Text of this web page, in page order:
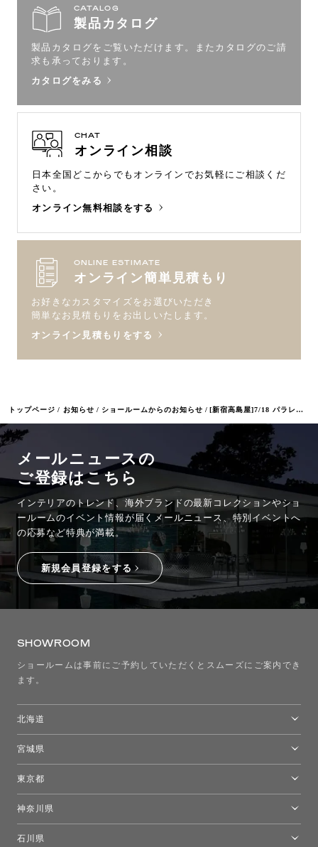
トップページ お知らせ ショールームからのお知らせ [新宿高島屋]7/18 パラレロシンク体験会
CATALOG
製品カタログ
製品カタログをご覧いただけます。
またカタログのご請
求も承っております。
カタログをみる
CHAT
オンライン相談
日本全国どこからでもオンラインでお気軽にご相談くだ
さい。
オンライン無料相談をする
ONLINE ESTIMATE
オンライン簡単見積もり
お好きなカスタマイズをお選びいただき
簡単なお見積もりをお出しいたします。
オンライン見積もりをする
メールニュースの
ご登録はこちら
インテリアのトレンド、海外ブランドの最新コレクションやショ
ールームのイベント情報が届くメールニュース、特別イベントへ
の応募など特典が満載。
新規会員登録をする
SHOWROOM
ショールームは事前にご予約していただくとスムーズにご案内でき
ます。
北海道
宮城県
東京都
モーイ東京
神奈川県
石川県